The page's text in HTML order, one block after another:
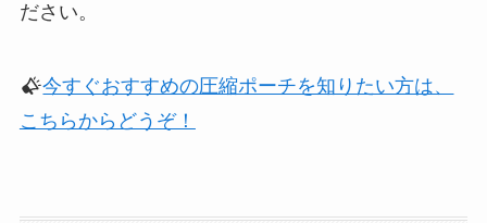
ださい。
今すぐおすすめの圧縮ポーチを知りたい方は、
こちらからどうぞ！